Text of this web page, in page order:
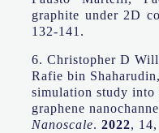
graphite under 2D
132-141.
6. Christopher D
Rafie bin Shaharudin,
simulation study
graphene
Nanoscale. 2022,